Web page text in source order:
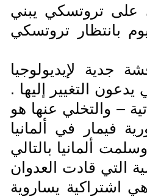
على تروتسكي يبني
بانتظار تروتسكي
جدية لإيديولوجيا
التغيير إليها .
– والتخلي عنها هو
فيمار في ألمانيا
ألمانيا بالتالي
التي قادت العدوان
مصر في العام 56، أم هي اشتراكية يساروية